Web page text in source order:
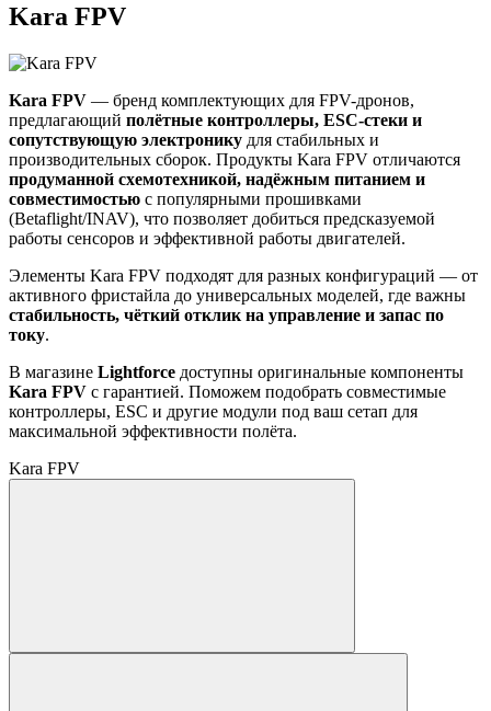
Kara FPV
Kara FPV — бренд комплектующих для FPV-дронов,
предлагающий полётные контроллеры, ESC-стеки и
сопутствующую электронику для стабильных и
производительных сборок. Продукты Kara FPV отличаются
продуманной схемотехникой, надёжным питанием и
совместимостью с популярными прошивками
(Betaflight/INAV), что позволяет добиться предсказуемой
работы сенсоров и эффективной работы двигателей.
Элементы Kara FPV подходят для разных конфигураций — от
активного фристайла до универсальных моделей, где важны
стабильность, чёткий отклик на управление и запас по
току.
В магазине Lightforce доступны оригинальные компоненты
Kara FPV с гарантией. Поможем подобрать совместимые
контроллеры, ESC и другие модули под ваш сетап для
максимальной эффективности полёта.
Kara FPV